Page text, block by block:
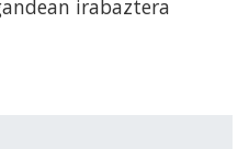
irabaztera